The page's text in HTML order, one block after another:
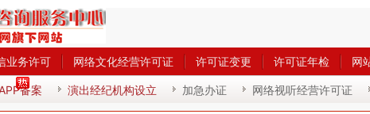
业务许可 网络文化经营许可证 许可证变更 许可证年检 网
备案 演出经纪机构设立 加急办证 网络视听经营许可证